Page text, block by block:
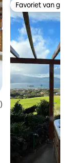
beoordeling van
Favoriet van
Favoriet van